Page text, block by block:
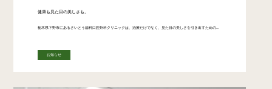
健康も見た目の美しさも。
お知らせ